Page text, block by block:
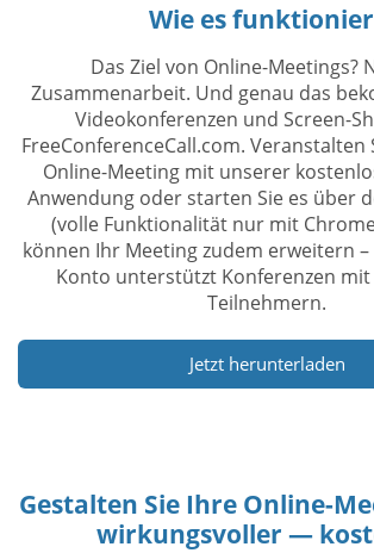
Wie es
Das Ziel von Online-Meetings?
Zusammenarbeit. Und genau das
Videokonferenzen und Screen-
FreeConferenceCall.com. Veranstalten
Online-Meeting mit unserer
Anwendung oder starten Sie es über
(volle Funktionalität nur mit
können Ihr Meeting zudem erweitern
Konto unterstützt Konferenzen mit
Teilnehmern.
Jetzt herunterladen
Gestalten Sie Ihre Online-
wirkungsvoller —